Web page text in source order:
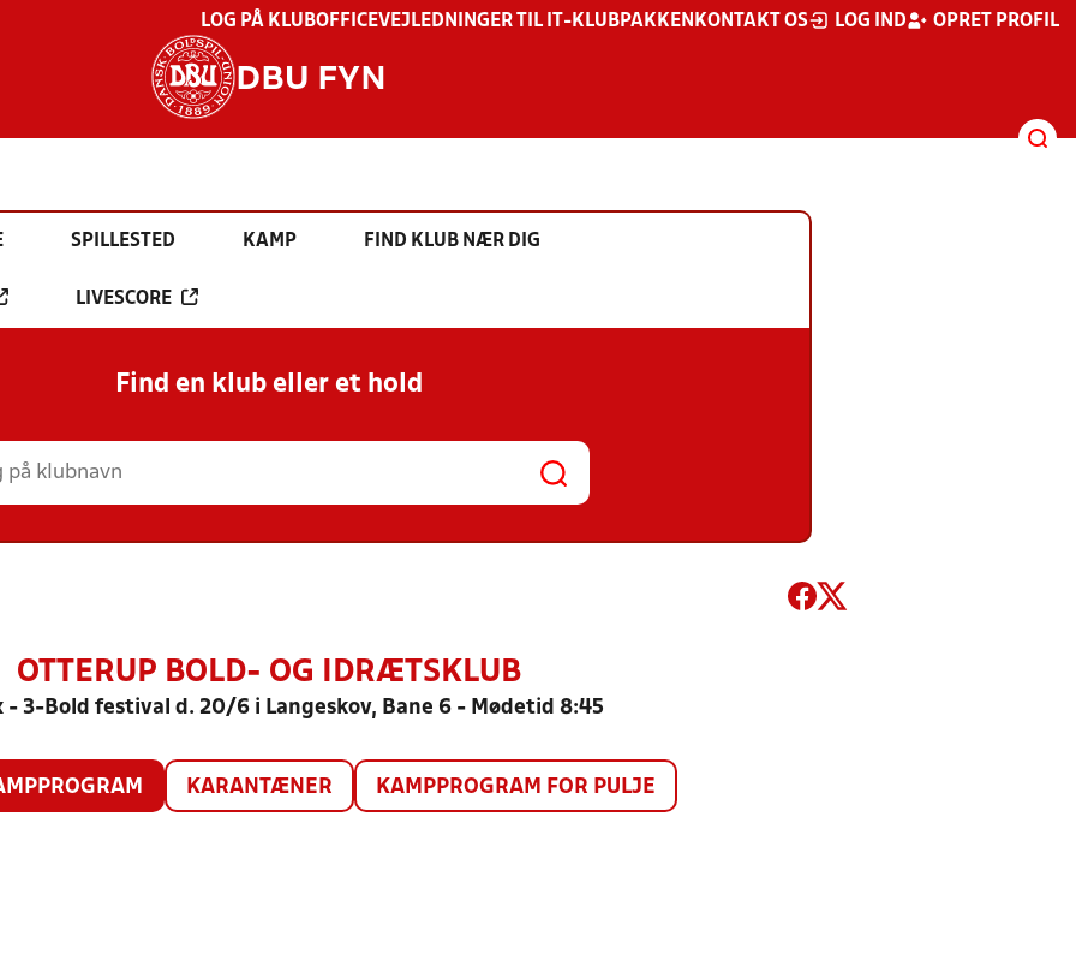
LOG PÅ KLUBOFFICEVEJLEDNINGER TIL IT-KLUBPAKKEN KONTAKT OS LOG IND OPRET PROFIL
DBU FYN
SPILLESTED KAMP FIND KLUB NÆR DIG
LIVESCORE
Find en klub eller et hold
OTTERUP BOLD- OG IDRÆTSKLUB
- 3-Bold festival d. 20/6 i Langeskov, Bane 6 - Mødetid 8:45
KARANTÆNER KAMPPROGRAM FOR PULJE